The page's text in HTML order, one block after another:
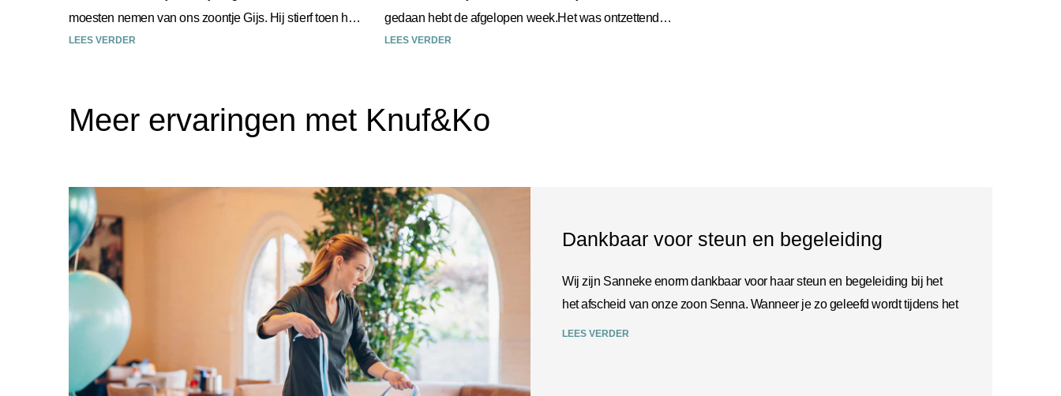
moesten nemen van ons zoontje Gijs. Hij stierf toen hij
zes weken oud was. Desley
LEES VERDER
gedaan hebt de afgelopen week.Het was ontzettend
fijn dat we op deze manier afscheid van
LEES VERDER
Meer ervaringen met Knuf&Ko
Dankbaar voor steun en begeleiding
Wij zijn Sanneke enorm dankbaar voor haar steun en begeleiding bij het
het afscheid van onze zoon Senna. Wanneer je zo geleefd wordt tijdens het
LEES VERDER